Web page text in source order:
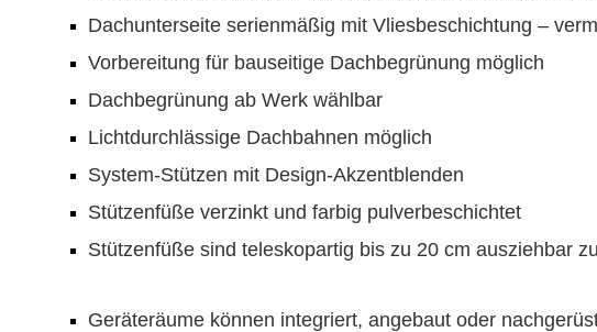
Dachunterseite serienmäßig mit Vliesbeschichtung –
Vorbereitung für bauseitige Dachbegrünung möglich
Dachbegrünung ab Werk wählbar
Lichtdurchlässige Dachbahnen möglich
System-Stützen mit Design-Akzentblenden
Stützenfüße verzinkt und farbig pulverbeschichtet
Stützenfüße sind teleskopartig bis zu 20 cm ausziehbar
Geräteräume können integriert, angebaut oder